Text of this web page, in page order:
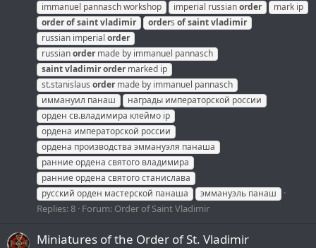
immanuel pannasch workshop
imperial russianorder
mark ip
orderofsaintvladimir orders ofsaintvladimir
russian imperial order
russianordermade by immanuel pannasch
saintvladimirordermarked ip
st.stanislaus ordermade by immanuel pannasch
иммануил панаш
награды императорской россии
орден св.владимира клеймо ip
ордена императорской россии
ордена производства эммануэля панаша
ранние ордена святого владимира
ранние ордена святого станислава
русский орден мастерской панаша
эммануэль панаш
Replies: 8 Forum: Order of Saint Vladimir
Miniatures of the Order of St. Vladimir